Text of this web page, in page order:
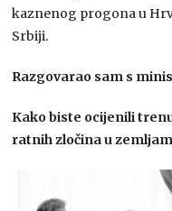
kaznenog progona u
Srbiji.
Razgovarao sam s
Kako biste ocijenili
ratnih zločina u